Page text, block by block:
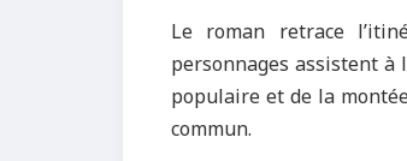
Le roman retrace
personnages assistent à
populaire et de la
commun.